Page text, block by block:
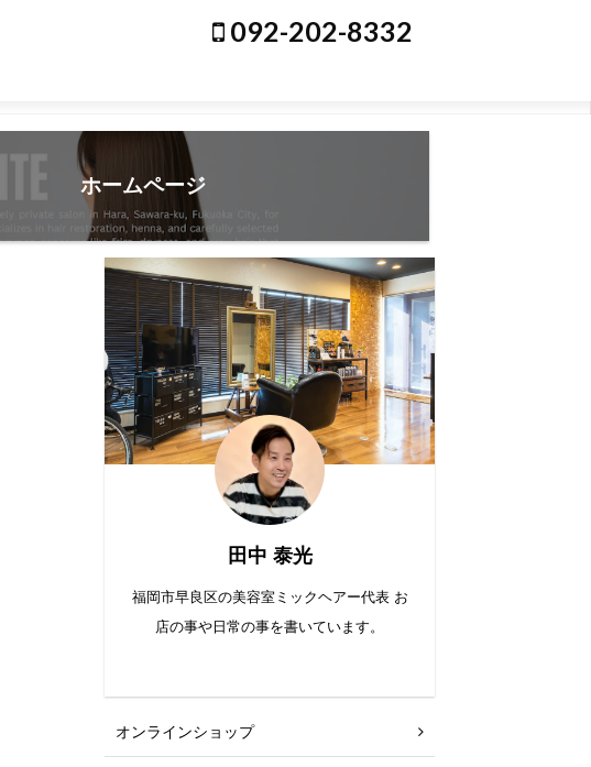
092-202-8332
ホームページ
田中 泰光
福岡市早良区の美容室ミックヘアー代表 お
店の事や日常の事を書いています。
オンラインショップ